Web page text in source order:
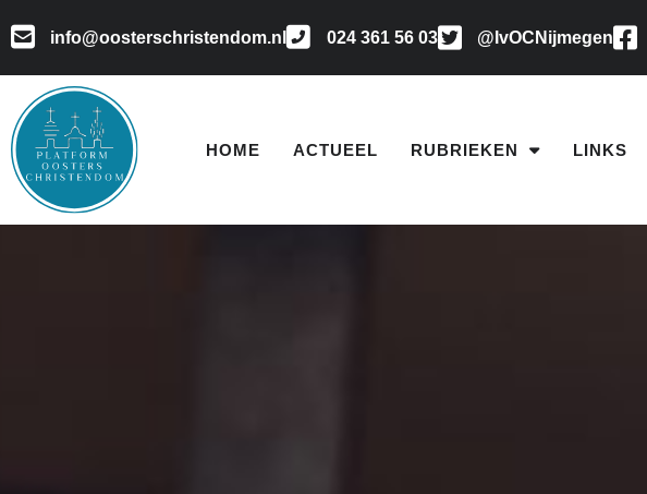
info@oosterschristendom.nl 024 361 56 03 @IvOCNijmegen
HOME ACTUEEL RUBRIEKEN LINKS